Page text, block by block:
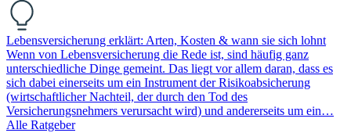
Lebensversicherung erklärt: Arten, Kosten & wann sie sich lohnt
Wenn von Lebensversicherung die Rede ist, sind häufig ganz
unterschiedliche Dinge gemeint. Das liegt vor allem daran, dass es
sich dabei einerseits um ein Instrument der Risikoabsicherung
(wirtschaftlicher Nachteil, der durch den Tod des
Versicherungsnehmers verursacht wird) und andererseits um ein…
Alle Ratgeber